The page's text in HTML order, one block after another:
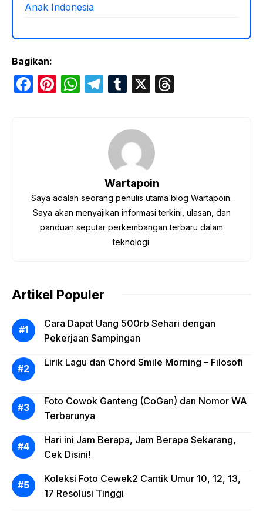
Anak Indonesia
Bagikan:
F
o
k
Pi W
p
T
gr
a
m
T
bl
X
Wartapoin
Saya adalah seorang penulis utama blog Wartapoin.
Saya akan menyajikan informasi terkini, ulasan, dan
panduan seputar perkembangan terbaru dalam
teknologi.
Artikel Populer
Cara Dapat Uang 500rb Sehari dengan
Pekerjaan Sampingan
Lirik Lagu dan Chord Smile Morning – Filosofi
Foto Cowok Ganteng (CoGan) dan Nomor WA
Terbarunya
Hari ini Jam Berapa, Jam Berapa Sekarang,
Cek Disini!
Koleksi Foto Cewek2 Cantik Umur 10, 12, 13,
17 Resolusi Tinggi